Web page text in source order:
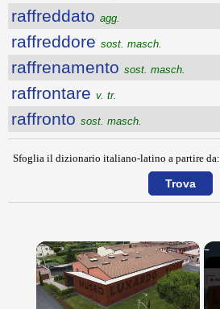
raffreddato agg.
raffreddore sost. masch.
raffrenamento sost. masch.
raffrontare v. tr.
raffronto sost. masch.
Sfoglia il dizionario italiano-latino a partire da:
×